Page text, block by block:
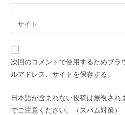
次回のコメントで使用するためブラ
ルアドレス、サイトを保存する。
日本語が含まれない投稿は無視され
でご注意ください。（スパム対策）